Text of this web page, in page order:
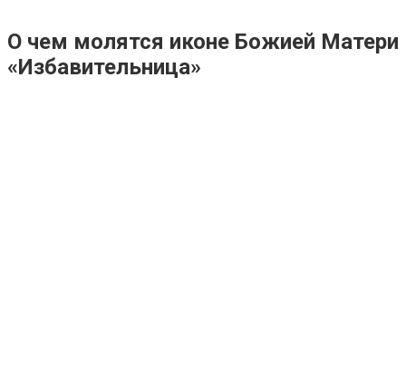
О чем молятся иконе Божией Матери
«Избавительница»